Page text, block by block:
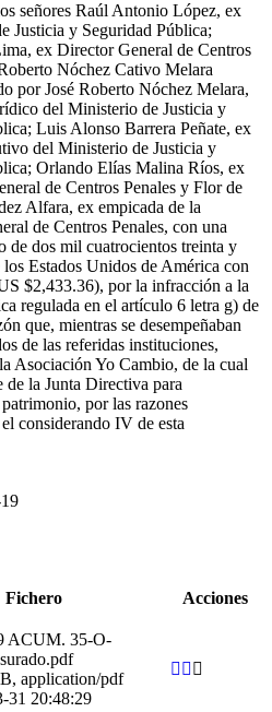
señores Raúl Antonio López, ex
Justicia y Seguridad Pública;
ex Director General de Centros
Nóchez Cativo Melara
por José Roberto Nóchez Melara,
del Ministerio de Justicia y
Luis Alonso Barrera Peñate, ex
del Ministerio de Justicia y
Orlando Elías Malina Ríos, ex
de Centros Penales y Flor de
Alfara, ex empicada de la
de Centros Penales, con una
de dos mil cuatrocientos treinta y
los Estados Unidos de América con
$2,433.36), por la infracción a la
regulada en el artículo 6 letra g) de
que, mientras se desempeñaban
de las referidas instituciones,
Asociación Yo Cambio, de la cual
de la Junta Directiva para
por las razones
considerando IV de esta
Fichero Acciones
ACUM. 35-O-
application/pdf
31 20:48:29